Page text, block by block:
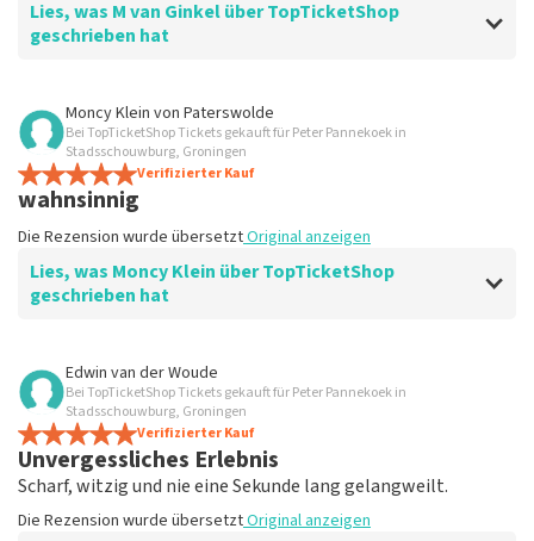
Lies, was M van Ginkel über TopTicketShop
geschrieben hat
Bewertung von M van Ginkel über
Prima
Die Rezension wurde übersetzt
Moncy Klein von Paterswolde
Bei TopTicketShop Tickets gekauft für Peter Pannekoek in
Stadsschouwburg, Groningen
Verifizierter Kauf
wahnsinnig
Die Rezension wurde übersetztOriginal anzeigen
Lies, was Moncy Klein über TopTicketShop
geschrieben hat
Bewertung von Moncy Klein über
hervorragend
Die Rezension wurde übersetzt
Edwin van der Woude
Bei TopTicketShop Tickets gekauft für Peter Pannekoek in
Stadsschouwburg, Groningen
Verifizierter Kauf
Unvergessliches Erlebnis
Scharf, witzig und nie eine Sekunde lang gelangweilt.
Die Rezension wurde übersetztOriginal anzeigen